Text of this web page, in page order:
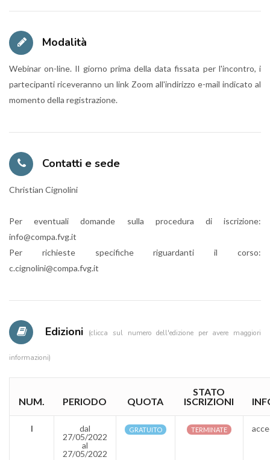
Modalità
Webinar on-line. Il giorno prima della data fissata per l'incontro, i
partecipanti riceveranno un link Zoom all'indirizzo e-mail indicato al
momento della registrazione.
Contatti e sede
Christian Cignolini
Per eventuali domande sulla procedura di iscrizione:
info@compa.fvg.it
Per richieste specifiche riguardanti il corso:
c.cignolini@compa.fvg.it
Edizioni (clicca sul numero dell'edizione per avere maggiori
informazioni)
NUM. PERIODO QUOTA
STATO
ISCRIZIONI
I
dal
27/05/2022
al
27/05/2022
GRATUITO TERMINATE